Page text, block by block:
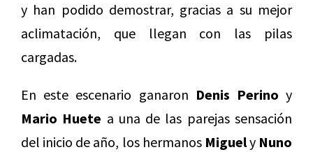
y han podido demostrar, gracias a su mejor
aclimatación, que llegan con las pilas
cargadas.
En este escenario ganaron Denis Perino y
Mario Huete a una de las parejas sensación
del inicio de año, los hermanos Miguely Nuno